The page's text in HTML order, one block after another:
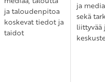
ja taloudenpitoa
koskevat tiedot ja
taidot
ja
sekä
liittyvää